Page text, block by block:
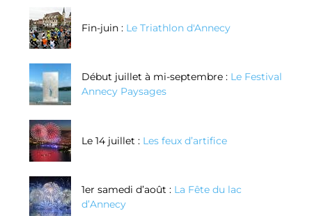
Fin-juin : Le Triathlon d'Annecy
Début juillet à mi-septembre : Le Festival
Annecy Paysages
Le 14 juillet : Les feux d’artifice
1er samedi d’août : La Fête du lac
d’Annecy